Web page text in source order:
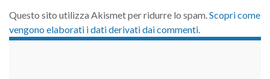
Questo sito utilizza Akismet per ridurre lo spam.Scopri come
vengono elaborati i dati derivati dai commenti.